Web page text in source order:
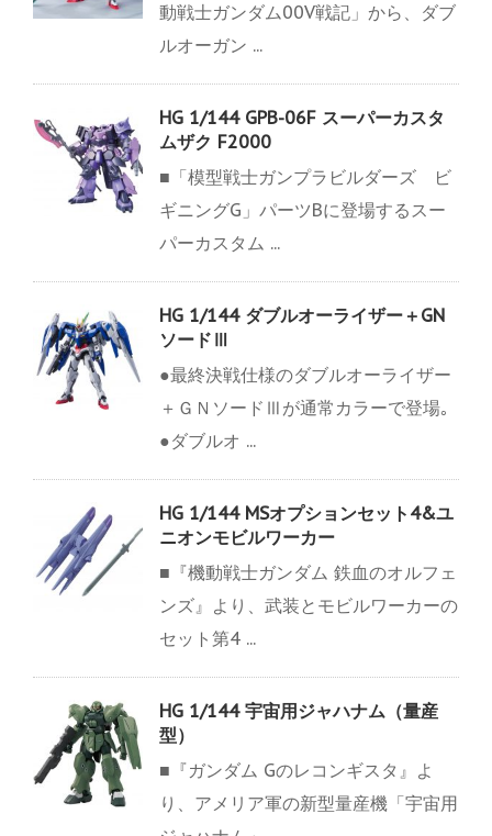
動戦士ガンダム00V戦記」から、ダブ
ルオーガン ...
HG 1/144 GPB-06F スーパーカスタ
ムザク F2000
■「模型戦士ガンプラビルダーズ ビ
ギニングG」パーツBに登場するスー
パーカスタム ...
HG 1/144 ダブルオーライザー＋GN
ソードⅢ
●最終決戦仕様のダブルオーライザー
＋ＧＮソードⅢが通常カラーで登場｡
●ダブルオ ...
HG 1/144 MSオプションセット4&ユ
ニオンモビルワーカー
■『機動戦士ガンダム 鉄血のオルフェ
ンズ』より、武装とモビルワーカーの
セット第4 ...
HG 1/144 宇宙用ジャハナム（量産
型）
■『ガンダム Gのレコンギスタ』よ
り、アメリア軍の新型量産機「宇宙用